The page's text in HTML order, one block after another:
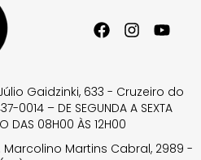
Gaidzinki, 633 - Cruzeiro do
– DE SEGUNDA A SEXTA
DAS 08H00 ÀS 12H00
Marcolino Martins Cabral, 2989 -